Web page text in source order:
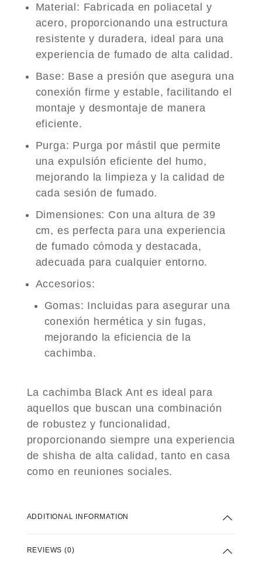
Material: Fabricada en poliacetal y
acero, proporcionando una estructura
resistente y duradera, ideal para una
experiencia de fumado de alta calidad.
Base: Base a presión que asegura una
conexión firme y estable, facilitando el
montaje y desmontaje de manera
eficiente.
Purga: Purga por mástil que permite
una expulsión eficiente del humo,
mejorando la limpieza y la calidad de
cada sesión de fumado.
Dimensiones: Con una altura de 39
cm, es perfecta para una experiencia
de fumado cómoda y destacada,
adecuada para cualquier entorno.
Accesorios:
Gomas: Incluidas para asegurar una
conexión hermética y sin fugas,
mejorando la eficiencia de la
cachimba.
La cachimba Black Ant es ideal para
aquellos que buscan una combinación
de robustez y funcionalidad,
proporcionando siempre una experiencia
de shisha de alta calidad, tanto en casa
como en reuniones sociales.
ADDITIONAL INFORMATION
REVIEWS (0)